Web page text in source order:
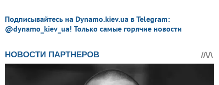
Подписывайтесь на Dynamo.kiev.ua в Telegram:
@dynamo_kiev_ua! Только самые горячие новости